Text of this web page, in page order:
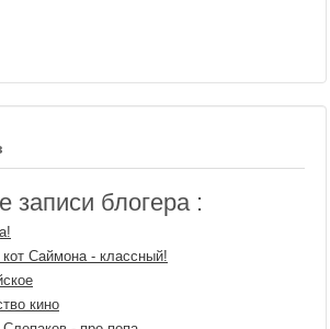
блогера :
Саймона - классный!
кино